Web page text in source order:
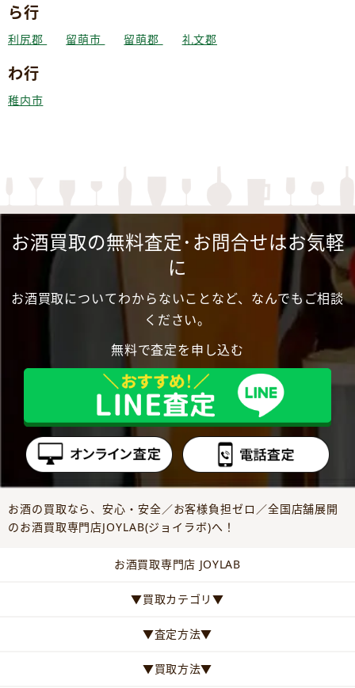
ら行
利尻郡 留萌市 留萌郡 礼文郡
わ行
稚内市
お酒買取の無料査定･お問合せはお気軽
に
お酒買取についてわからないことなど、なんでもご相談
ください。
無料で査定を申し込む
お酒の買取なら、安心・安全／お客様負担ゼロ／全国店舗展開
のお酒買取専門店JOYLAB(ジョイラボ)へ！
お酒買取専門店 JOYLAB
▼買取カテゴリ▼
▼査定方法▼
▼買取方法▼